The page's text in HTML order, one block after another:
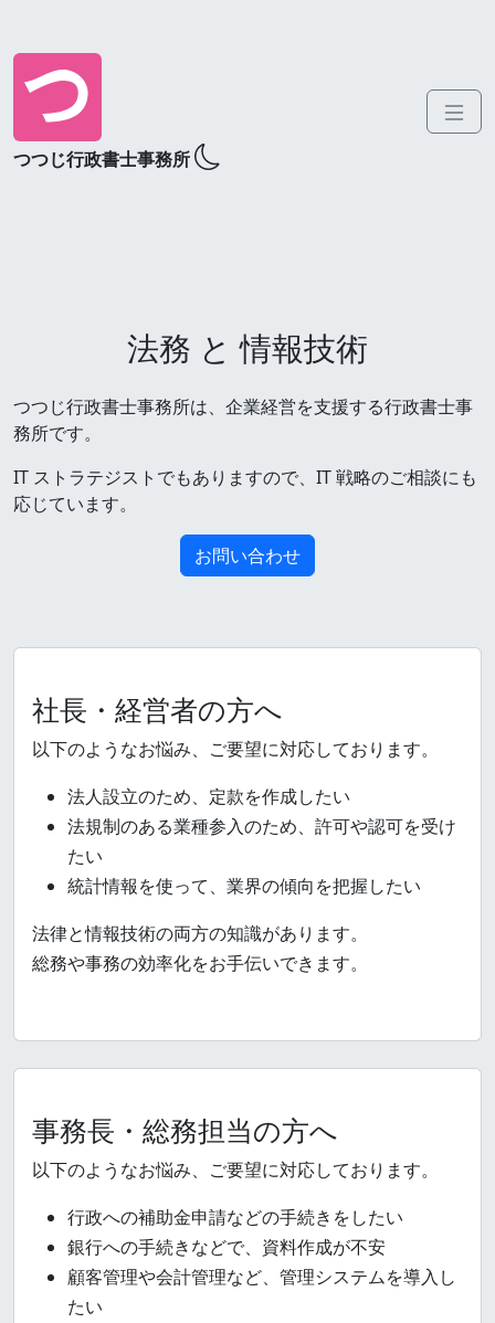
つつじ行政書士事務所
法務 と 情報技術
つつじ行政書士事務所は、企業経営を支援する行政書士事
務所です。
IT ストラテジストでもありますので、IT 戦略のご相談にも
応じています。
お問い合わせ
社長・経営者の方へ
以下のようなお悩み、ご要望に対応しております。
法人設立のため、定款を作成したい
法規制のある業種参入のため、許可や認可を受け
たい
統計情報を使って、業界の傾向を把握したい
法律と情報技術の両方の知識があります。
総務や事務の効率化をお手伝いできます。
事務長・総務担当の方へ
以下のようなお悩み、ご要望に対応しております。
行政への補助金申請などの手続きをしたい
銀行への手続きなどで、資料作成が不安
顧客管理や会計管理など、管理システムを導入し
たい